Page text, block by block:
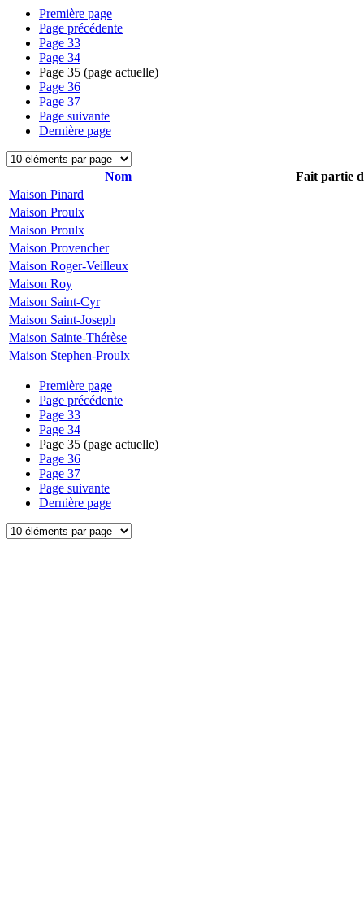
Première page
Page précédente
Page 33
Page 34
Page 35 (page actuelle)
Page 36
Page 37
Page suivante
Dernière page
Nom
Fait partie
Maison Pinard
Maison Proulx
Maison Proulx
Maison Provencher
Maison Roger-Veilleux
Maison Roy
Maison Saint-Cyr
Maison Saint-Joseph
Maison Sainte-Thérèse
Maison Stephen-Proulx
Première page
Page précédente
Page 33
Page 34
Page 35 (page actuelle)
Page 36
Page 37
Page suivante
Dernière page